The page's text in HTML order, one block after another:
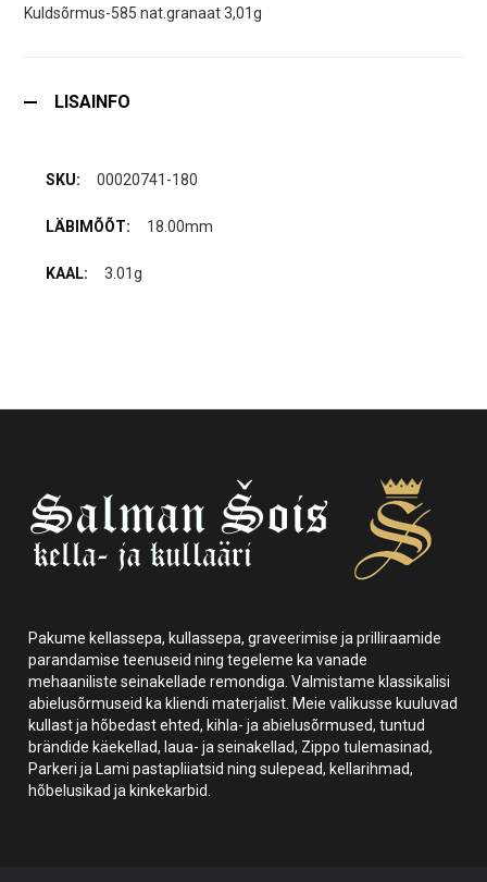
Kuldsõrmus-585 nat.granaat 3,01g
LISAINFO
00020741-180
18.00mm
3.01g
Pakume kellassepa, kullassepa, graveerimise ja prilliraamide
parandamise teenuseid ning tegeleme ka vanade
mehaaniliste seinakellade remondiga. Valmistame klassikalisi
abielusõrmuseid ka kliendi materjalist. Meie valikusse kuuluvad
kullast ja hõbedast ehted, kihla- ja abielusõrmused, tuntud
brändide käekellad, laua- ja seinakellad, Zippo tulemasinad,
Parkeri ja Lami pastapliiatsid ning sulepead, kellarihmad,
hõbelusikad ja kinkekarbid.